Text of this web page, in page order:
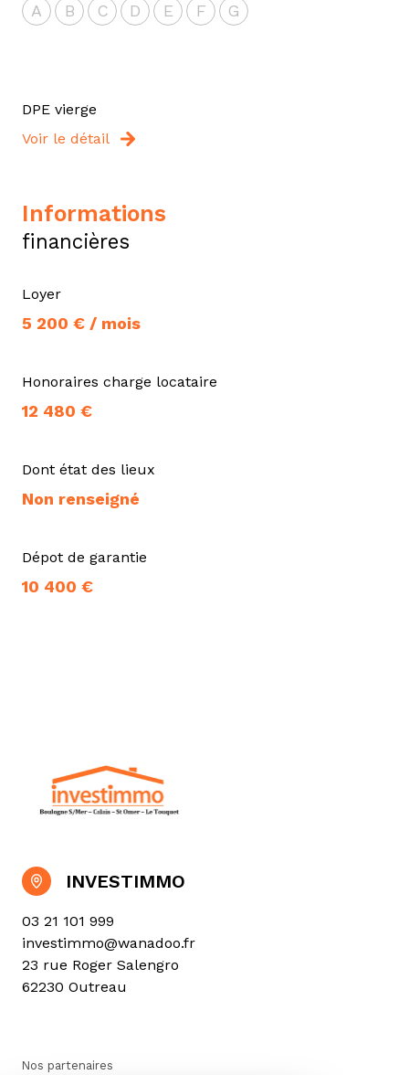
A B C D E F G
DPE vierge
Voir le détail
informations
financières
Loyer
5 200 € / mois
Honoraires charge locataire
12 480 €
Dont état des lieux
Non renseigné
Dépot de garantie
10 400 €
INVESTIMMO
03 21 101 999
investimmo@wanadoo.fr
23 rue Roger Salengro
62230 Outreau
Nos partenaires